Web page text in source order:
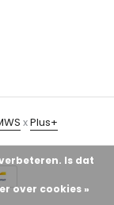
xPlus+
Is dat
over cookies »